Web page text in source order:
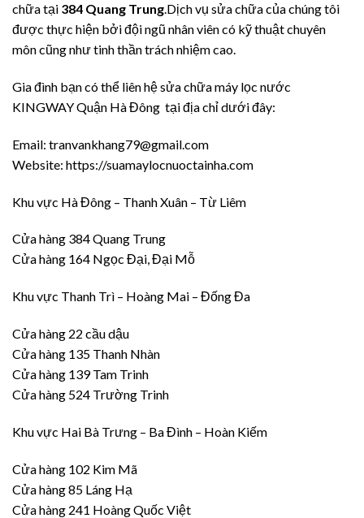
chữa tại 384 Quang Trung.Dịch vụ sửa chữa của chúng tôi
được thực hiện bởi đội ngũ nhân viên có kỹ thuật chuyên
môn cũng như tinh thần trách nhiệm cao.
Gia đình bạn có thể liên hệ sửa chữa máy lọc nước
KINGWAY Quận Hà Đông tại địa chỉ dưới đây:
Email: tranvankhang79@gmail.com
Website: https://suamaylocnuoctainha.com
Khu vực Hà Đông – Thanh Xuân – Từ Liêm
Cửa hàng 384 Quang Trung
Cửa hàng 164 Ngọc Đại, Đại Mỗ
Khu vực Thanh Trì – Hoàng Mai – Đống Đa
Cửa hàng 22 cầu dậu
Cửa hàng 135 Thanh Nhàn
Cửa hàng 139 Tam Trinh
Cửa hàng 524 Trường Trinh
Khu vực Hai Bà Trưng – Ba Đình – Hoàn Kiếm
Cửa hàng 102 Kim Mã
Cửa hàng 85 Láng Hạ
Cửa hàng 241 Hoàng Quốc Việt